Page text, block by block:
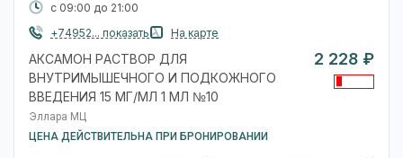
с 09:00 до 21:00
+74952... показать
На карте
АКСАМОН РАСТВОР ДЛЯ
ВНУТРИМЫШЕЧНОГО И ПОДКОЖНОГО
ВВЕДЕНИЯ 15 МГ/МЛ 1 МЛ №10
Эллара МЦ
ЦЕНА ДЕЙСТВИТЕЛЬНА ПРИ БРОНИРОВАНИИ
2 228 ₽